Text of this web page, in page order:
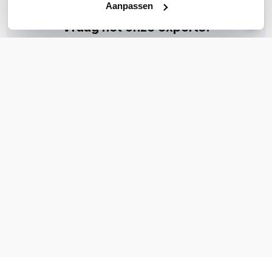
Aanpassen
WIL JIJ ADVIES OP MAAT?
Vraag het onze experts!